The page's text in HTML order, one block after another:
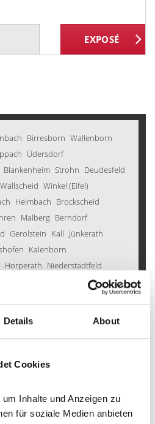
Details About
Cookies
Inhalte und Anzeigen zu
für soziale Medien anbieten
Birresborn Wallenborn
Üdersdorf
Blankenheim Strohn Deudesfeld
Wallscheid Winkel (Eifel)
Heimbach Brockscheid
Malberg Berndorf
Gerolstein Kall Jünkerath
Kalenborn
Horperath Niederstadtfeld
Gondenbrett
Kleinlangenfeld
Hellenthal
Bergweiler
Meisburg
Wallersheim
Immerath